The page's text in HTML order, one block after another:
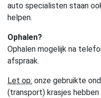
auto specialisten staan
helpen.
Ophalen?
Ophalen mogelijk na
afspraak.
Let op: onze gebruikte
(transport) krasjes